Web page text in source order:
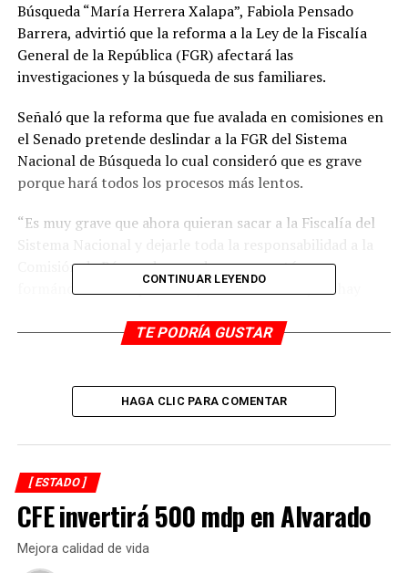
Búsqueda “María Herrera Xalapa”, Fabiola Pensado
Barrera, advirtió que la reforma a la Ley de la Fiscalía
General de la República (FGR) afectará las
investigaciones y la búsqueda de sus familiares.
Señaló que la reforma que fue avalada en comisiones en
el Senado pretende deslindar a la FGR del Sistema
Nacional de Búsqueda lo cual consideró que es grave
porque hará todos los procesos más lentos.
“Es muy grave que ahora quieran sacar a la Fiscalía del
Sistema Nacional y dejarle toda la responsabilidad a la
Comisión de Búsqueda cuando apenas están
formándose. Si de por sí hay muchas trabas y no hay
Dijo que existen trámites como la solicitud de la sábana
competencia debe hacerlos la Fiscalía y si sale del
Sistema Nacional esto será más tardado
mucho tiempo de aquí las Comisiones lo soliciten, eso es
muy grave. Vamos a seguir fomentando la impunidad”.
Señaló que hasta ahora las familias prefieren acudir
directamente a la FGR porque hay comisiones de
CONTINUAR LEYENDO
TE PODRÍA GUSTAR
HAGA CLIC PARA COMENTAR
[ ESTADO ]
CFE invertirá 500 mdp en Alvarado
Mejora calidad de vida